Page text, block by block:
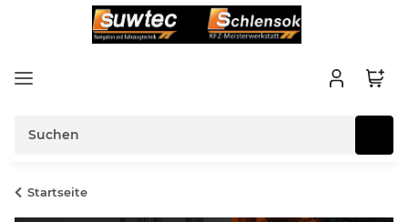
Startseite